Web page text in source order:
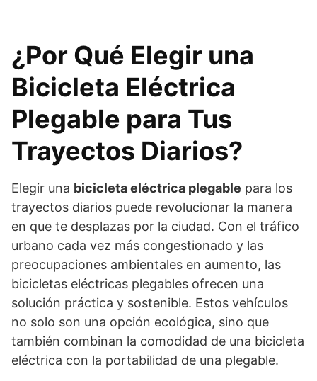
¿Por Qué Elegir una
Bicicleta Eléctrica
Plegable para Tus
Trayectos Diarios?
Elegir una bicicleta eléctrica plegable para los
trayectos diarios puede revolucionar la manera
en que te desplazas por la ciudad. Con el tráfico
urbano cada vez más congestionado y las
preocupaciones ambientales en aumento, las
bicicletas eléctricas plegables ofrecen una
solución práctica y sostenible. Estos vehículos
no solo son una opción ecológica, sino que
también combinan la comodidad de una bicicleta
eléctrica con la portabilidad de una plegable.